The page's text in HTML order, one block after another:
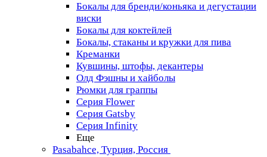
Бокалы для бренди/коньяка и дегустации
виски
Бокалы для коктейлей
Бокалы, стаканы и кружки для пива
Креманки
Кувшины, штофы, декантеры
Олд Фэшны и хайболы
Рюмки для граппы
Серия Flower
Серия Gatsby
Серия Infinity
Еще
Pasabahce, Турция, Россия